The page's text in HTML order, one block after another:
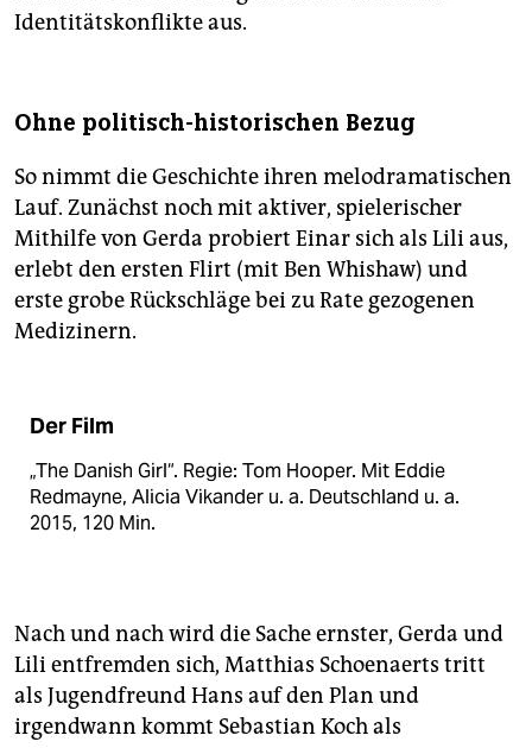
Identitätskonflikte aus.
Ohne politisch-historischen Bezug
So nimmt die Geschichte ihren melodramatischen
Lauf. Zunächst noch mit aktiver, spielerischer
Mithilfe von Gerda probiert Einar sich als Lili aus,
erlebt den ersten Flirt (mit Ben Whishaw) und
erste grobe Rückschläge bei zu Rate gezogenen
Medizinern.
Der Film
„The Danish Girl“. Regie: Tom Hooper. Mit Eddie
Redmayne, Alicia Vikander u. a. Deutschland u. a.
2015, 120 Min.
Nach und nach wird die Sache ernster, Gerda und
Lili entfremden sich, Matthias Schoenaerts tritt
als Jugendfreund Hans auf den Plan und
irgendwann kommt Sebastian Koch als